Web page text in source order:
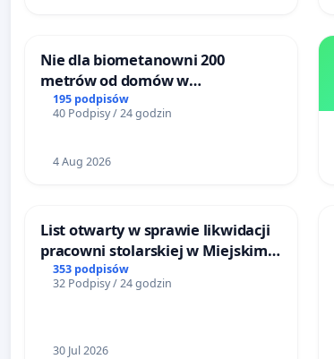
Nie dla biometanowni 200
metrów od domów w
Biernatkach, gm. Wądroże
Wielkie
195 podpisów
40 Podpisy / 24 godzin
4 Aug 2026
List otwarty w sprawie likwidacji
pracowni stolarskiej w Miejskim
Teatrze Miniatura w Gdańsku
353 podpisów
32 Podpisy / 24 godzin
30 Jul 2026